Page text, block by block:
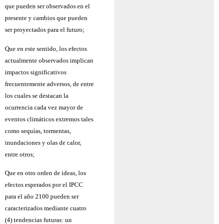
que pueden ser observados en el
presente y cambios que pueden
ser proyectados para el futuro;
Que en este sentido, los efectos
actualmente observados implican
impactos significativos
frecuentemente adversos, de entre
los cuales se destacan la
ocurrencia cada vez mayor de
eventos climáticos extremos tales
como sequías, tormentas,
inundaciones y olas de calor,
entre otros;
Que en otro orden de ideas, los
efectos esperados por el IPCC
para el año 2100 pueden ser
caracterizados mediante cuatro
(4) tendencias futuras: un